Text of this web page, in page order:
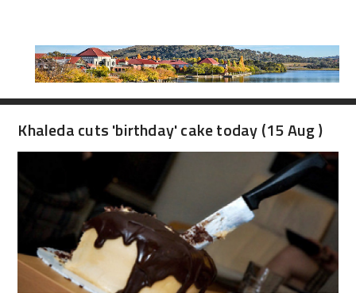
Khaleda cuts 'birthday' cake today (15 Aug )